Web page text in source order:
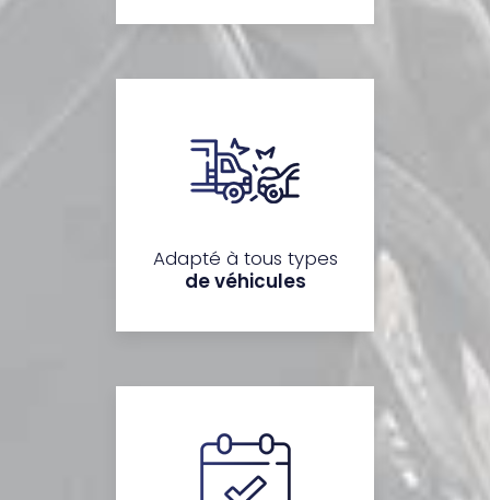
Adapté à tous types
de véhicules